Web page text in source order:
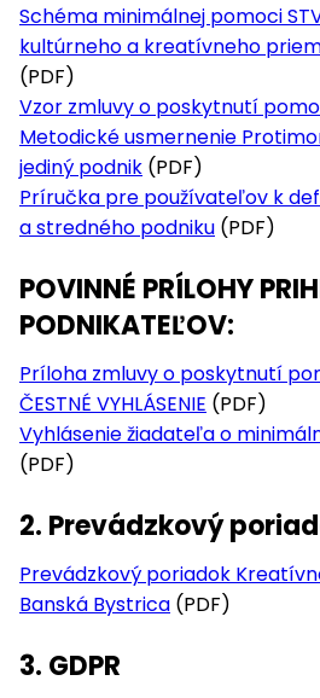
Schéma minimálnej pomoci
kultúrneho a kreatívneho
(PDF)
Vzor zmluvy o poskytnutí
Metodické usmernenie
jediný podnik (PDF)
Príručka pre používateľov k
a stredného podniku (PDF)
POVINNÉ PRÍLOHY
PODNIKATEĽOV:
Príloha zmluvy o poskytnutí
ČESTNÉ VYHLÁSENIE (PDF)
Vyhlásenie žiadateľa o
(PDF)
2. Prevádzkový
Prevádzkový poriadok
Banská Bystrica (PDF)
3. GDPR